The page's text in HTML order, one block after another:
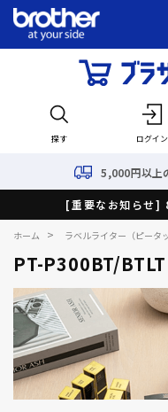
探す ログイン
上のご購入で送料無料！
[重要なお知らせ]
ホーム > ラベルライター（ピータッ
PT-P300BT/BTLT